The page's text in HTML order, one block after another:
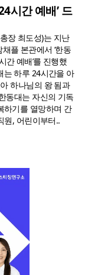
시간 예배’ 드
장 최도성)는 지난
플 본관에서 ‘한동
간 예배’를 진행했
는 하루 24시간을 아
하나님의 왕 됨과
동대는 자신의 기독
하기를 열망하며 간
원, 어린이부터..